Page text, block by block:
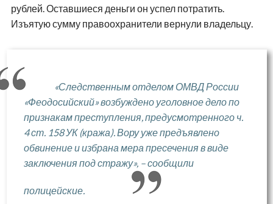
рублей. Оставшиеся деньги он успел потратить.
Изъятую сумму правоохранители вернули владельцу.
«Следственным отделом ОМВД России
«Феодосийский» возбуждено уголовное дело по
признакам преступления, предусмотренного ч.
4 ст. 158 УК (кража). Вору уже предъявлено
обвинение и избрана мера пресечения в виде
заключения под стражу», – сообщили
полицейские.